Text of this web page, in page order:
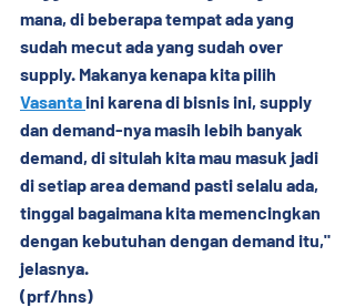
mana, di beberapa tempat ada yang
sudah mecut ada yang sudah over
supply. Makanya kenapa kita pilih
Vasanta ini karena di bisnis ini, supply
dan demand-nya masih lebih banyak
demand, di situlah kita mau masuk jadi
di setiap area demand pasti selalu ada,
tinggal bagaimana kita memencingkan
dengan kebutuhan dengan demand itu,"
jelasnya.
(prf/hns)